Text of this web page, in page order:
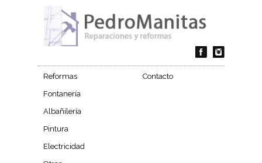
Reformas
Fontanería
Albañilería
Pintura
Electricidad
Contacto